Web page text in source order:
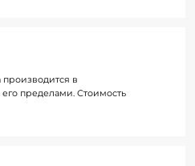
в
его пределами. Стоимость